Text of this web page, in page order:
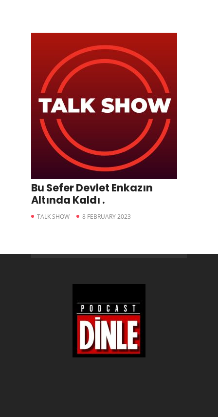
Bu Sefer Devlet Enkazın
Altında Kaldı .
TALK SHOW 8 FEBRUARY 2023